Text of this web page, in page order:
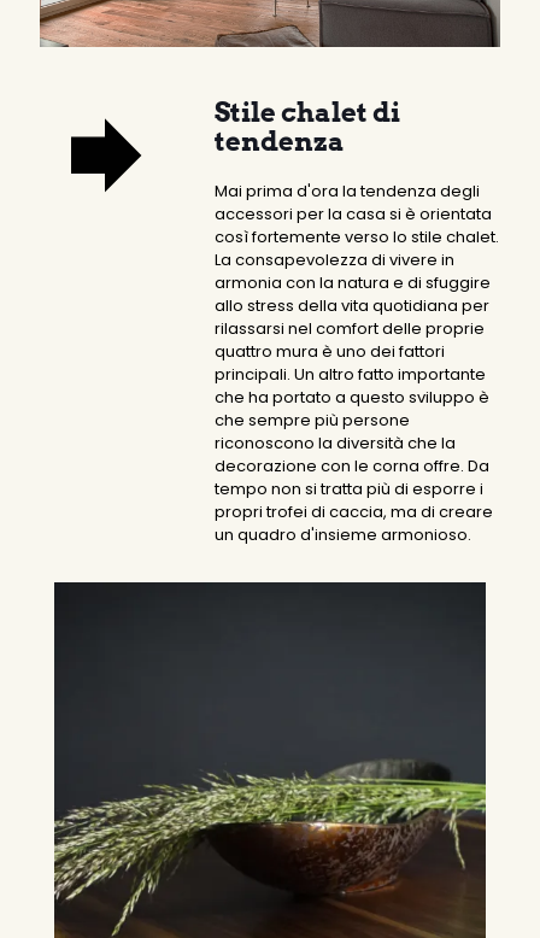
Stile chalet di
tendenza
Mai prima d'ora la tendenza degli
accessori per la casa si è orientata
così fortemente verso lo stile chalet.
La consapevolezza di vivere in
armonia con la natura e di sfuggire
allo stress della vita quotidiana per
rilassarsi nel comfort delle proprie
quattro mura è uno dei fattori
principali. Un altro fatto importante
che ha portato a questo sviluppo è
che sempre più persone
riconoscono la diversità che la
decorazione con le corna offre. Da
tempo non si tratta più di esporre i
propri trofei di caccia, ma di creare
un quadro d'insieme armonioso.